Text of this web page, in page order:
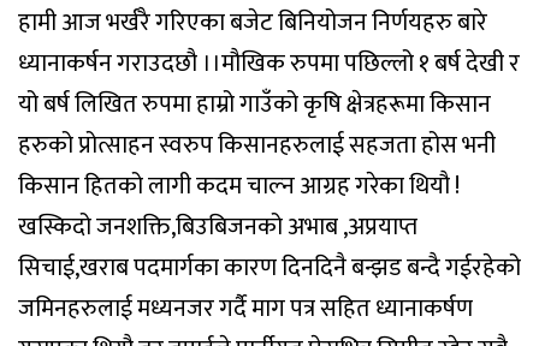
हामी आज भर्खरै गरिएका बजेट बिनियोजन निर्णयहरु बारे
ध्यानाकर्षन गराउदछौ ।।मौखिक रुपमा पछिल्लो १ बर्ष देखी र
यो बर्ष लिखित रुपमा हाम्रो गाउँको कृषि क्षेत्रहरूमा किसान
हरुको प्रोत्साहन स्वरुप किसानहरुलाई सहजता होस भनी
किसान हितको लागी कदम चाल्न आग्रह गरेका थियौ !
खस्किदो जनशक्ति,बिउबिजनको अभाब ,अप्रयाप्त
सिचाई,खराब पदमार्गका कारण दिनदिनै बन्झड बन्दै गईरहेको
जमिनहरुलाई मध्यनजर गर्दै माग पत्र सहित ध्यानाकर्षण